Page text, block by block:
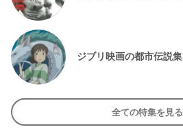
ジブリ映画の都市伝説集
全ての特集を見る